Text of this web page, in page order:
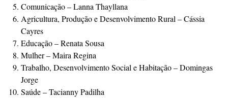
Comunicação – Lanna Thayllana
Agricultura, Produção e Desenvolvimento Rural – Cássia
Cayres
Educação – Renata Sousa
Mulher – Maira Regina
Trabalho, Desenvolvimento Social e Habitação – Domingas
Jorge
Saúde – Tacianny Padilha